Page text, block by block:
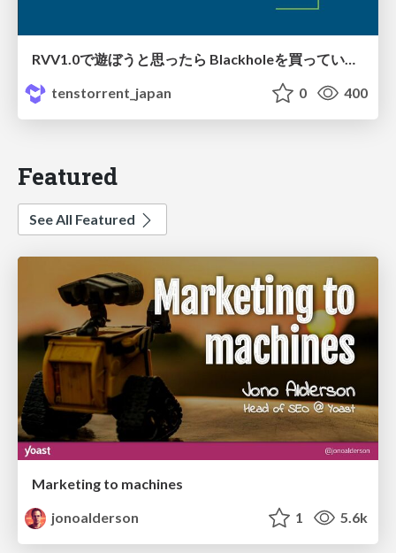
RVV1.0で遊ぼうと思ったら Blackholeを買っていた話
tenstorrent_japan
0 400
Featured
See All Featured
Marketing to machines
jonoalderson
1 5.6k